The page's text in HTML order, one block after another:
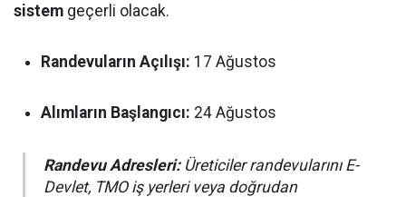
sistem geçerli olacak.
Randevuların Açılışı: 17 Ağustos
Alımların Başlangıcı: 24 Ağustos
Randevu Adresleri:Üreticiler randevularını E-
Devlet, TMO iş yerleri veya doğrudan